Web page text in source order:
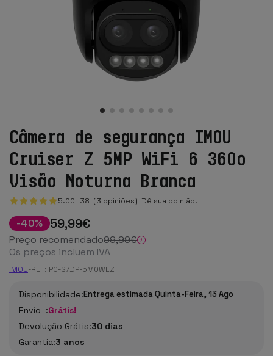
Câmera de segurança IMOU
Cruiser Z 5MP WiFi 6 360º
Visão Noturna Branca
5.00 38 (3 opiniões) Dê sua opinião!
-40% 59,99€
Preço recomendado99,99€
Os preços incluem IVA
IMOU-REF:IPC-S7DP-5M0WEZ
Disponibilidade:Entrega estimada Quinta-Feira, 13 Ago
Envío :Grátis!
Devolução Grátis:30 dias
Garantia:3 anos